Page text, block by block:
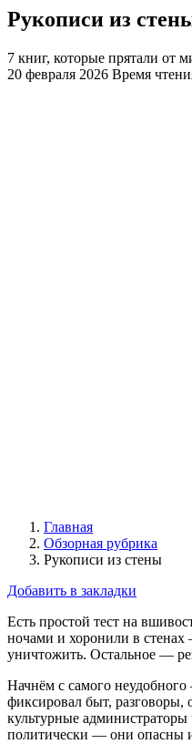
Рукописи из
7 книг, которые прятали от
20 февраля 2026 Время
Главная
Обзорная рубрика
Рукописи из стены
Добавить в закладки
Есть простой тест на
ночами и хоронили в стенах
уничтожить. Остальное —
Начнём с самого
фиксировал быт, разговоры,
культурные
политически — они опасны